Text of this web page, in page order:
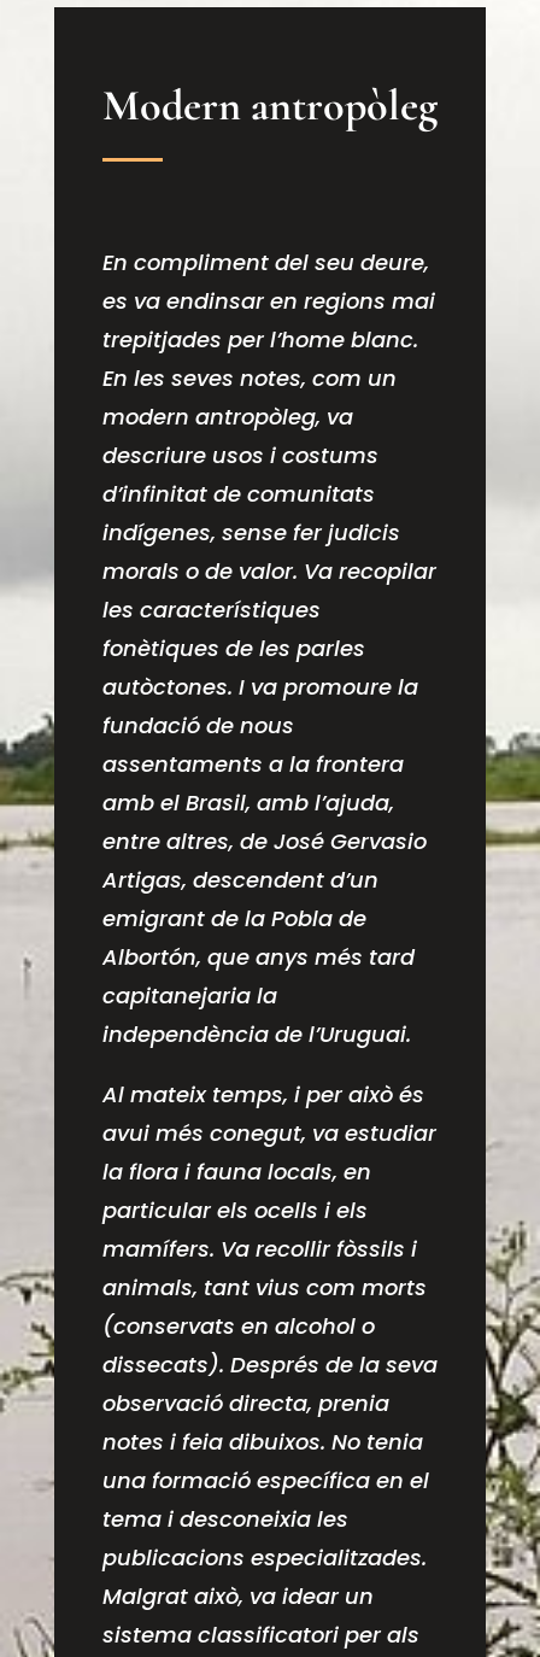
Modern antropòleg
En compliment del seu deure,
es va endinsar en regions mai
trepitjades per l’home blanc.
En les seves notes, com un
modern antropòleg, va
descriure usos i costums
d’infinitat de comunitats
indígenes, sense fer judicis
morals o de valor. Va recopilar
les característiques
fonètiques de les parles
autòctones. I va promoure la
fundació de nous
assentaments a la frontera
amb el Brasil, amb l’ajuda,
entre altres, de José Gervasio
Artigas, descendent d’un
emigrant de la Pobla de
Albortón, que anys més tard
capitanejaria la
independència de l’Uruguai.
Al mateix temps, i per això és
avui més conegut, va estudiar
la flora i fauna locals, en
particular els ocells i els
mamífers. Va recollir fòssils i
animals, tant vius com morts
(conservats en alcohol o
dissecats). Després de la seva
observació directa, prenia
notes i feia dibuixos. No tenia
una formació específica en el
tema i desconeixia les
publicacions especialitzades.
Malgrat això, va idear un
sistema classificatori per als